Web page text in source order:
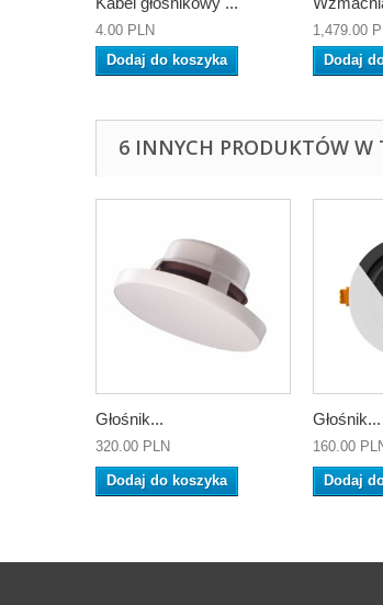
4.00 PLN
Dodaj do koszyka
1,479.00
Dodaj
6 INNYCH PRODUKTÓW W
Głośnik...
320.00 PLN
Dodaj do koszyka
Głośnik...
160.00
Dodaj